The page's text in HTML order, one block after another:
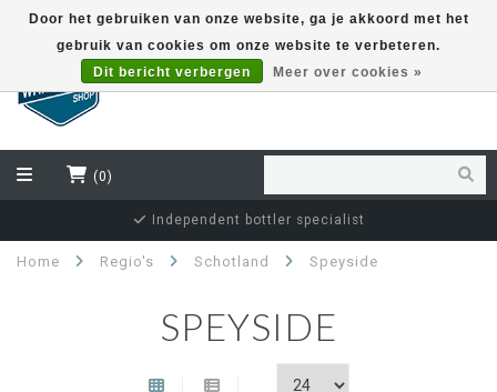
(0)
Independent bottler specialist
Home Regio's Schotland Speyside
SPEYSIDE
Door het gebruiken van onze website, ga je akkoord met het
gebruik van cookies om onze website te verbeteren.
Dit bericht verbergen
Meer over cookies »